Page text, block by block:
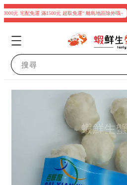
元 宅配免運 滿1500元 超取免運“ 離島地區除外哦~
搜尋